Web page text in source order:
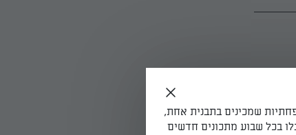
שמכינים בתבנית אחת,
בכל שבוע מתכונים חדשים